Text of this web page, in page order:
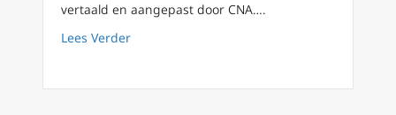
vertaald en aangepast door CNA….
Lees Verderabout Paus Leo XIV: wees getuigen van